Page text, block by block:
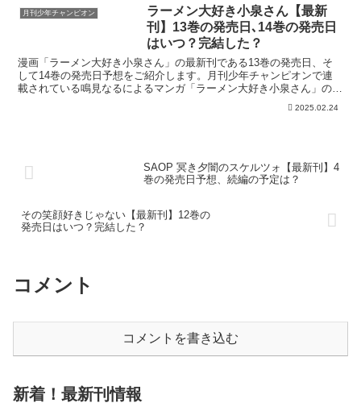
月刊少年チャンピオン
ラーメン大好き小泉さん【最新
刊】13巻の発売日､14巻の発売日
はいつ？完結した？
漫画「ラーメン大好き小泉さん」の最新刊である13巻の発売日、そ
して14巻の発売日予想をご紹介します。月刊少年チャンピオンで連
載されている鳴見なるによるマンガ「ラーメン大好き小泉さん」の最
新刊の発売日はこちら！漫画「ラーメン大好き小泉さん」1...2025.02.24
SAOP 冥き夕闇のスケルツォ【最新刊】4
巻の発売日予想、続編の予定は？
その笑顔好きじゃない【最新刊】12巻の
発売日はいつ？完結した？
コメント
コメントを書き込む
新着！最新刊情報